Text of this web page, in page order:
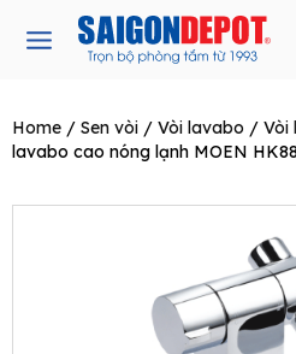
Main
Home / Sen vòi / Vòi lavabo / Vòi
lavabo cao nóng lạnh MOEN